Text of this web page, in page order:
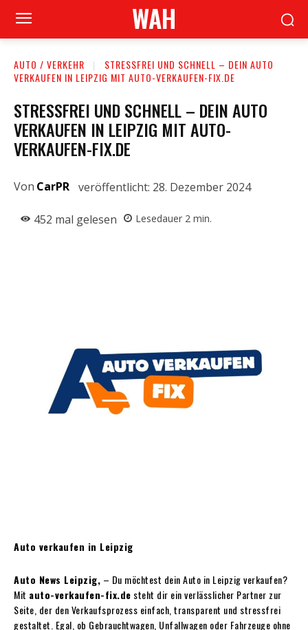
WAH
AUTO / VERKEHR
STRESSFREI UND SCHNELL – DEIN AUTO
VERKAUFEN IN LEIPZIG MIT AUTO-VERKAUFEN-FIX.DE
STRESSFREI UND SCHNELL – DEIN AUTO
VERKAUFEN IN LEIPZIG MIT AUTO-
VERKAUFEN-FIX.DE
Von CarPR veröffentlicht: 28. Dezember 2024
452 mal gelesen Lesedauer 2 min.
Auto verkaufen in Leipzig
Auto News Leipzig, – Du möchtest dein Auto in Leipzig verkaufen?
Mit auto-verkaufen-fix.de steht dir ein verlässlicher Partner zur
Seite, der den Verkaufsprozess einfach, transparent und stressfrei
gestaltet. Egal, ob Gebrauchtwagen, Unfallwagen oder Fahrzeuge ohne